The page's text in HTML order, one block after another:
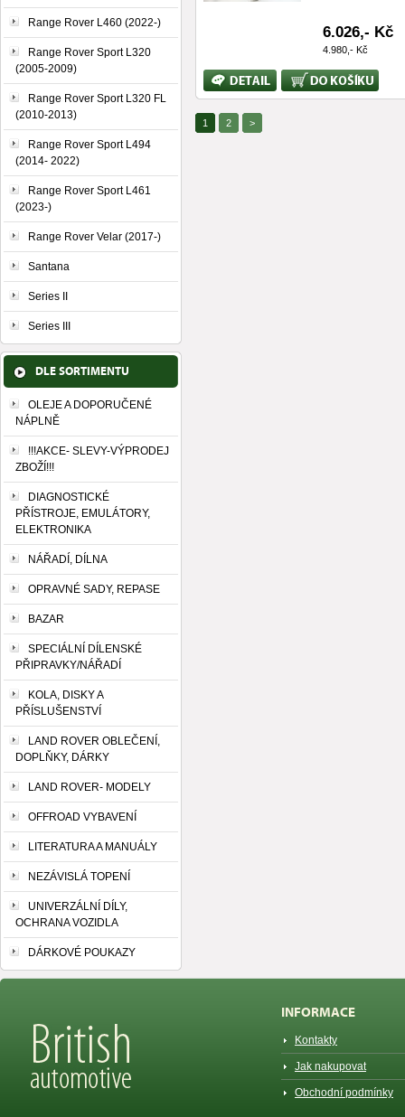
Range Rover L460 (2022-)
Range Rover Sport L320
(2005-2009)
Range Rover Sport L320 FL
(2010-2013)
Range Rover Sport L494
(2014- 2022)
Range Rover Sport L461
(2023-)
Range Rover Velar (2017-)
Santana
Series II
Series III
DLE SORTIMENTU
OLEJE A DOPORUČENÉ
NÁPLNĚ
!!!AKCE- SLEVY-VÝPRODEJ
ZBOŽÍ!!!
DIAGNOSTICKÉ
PŘÍSTROJE, EMULÁTORY,
ELEKTRONIKA
NÁŘADÍ, DÍLNA
OPRAVNÉ SADY, REPASE
BAZAR
SPECIÁLNÍ DÍLENSKÉ
PŘIPRAVKY/NÁŘADÍ
KOLA, DISKY A
PŘÍSLUŠENSTVÍ
LAND ROVER OBLEČENÍ,
DOPLŇKY, DÁRKY
LAND ROVER- MODELY
OFFROAD VYBAVENÍ
LITERATURA A MANUÁLY
NEZÁVISLÁ TOPENÍ
UNIVERZÁLNÍ DÍLY,
OCHRANA VOZIDLA
DÁRKOVÉ POUKAZY
6.026,- Kč
4.980,- Kč
Bližší
informace
Koupit
1 2 >
INFORMACE
Kontakty
Jak nakupovat
Obchodní podmínky